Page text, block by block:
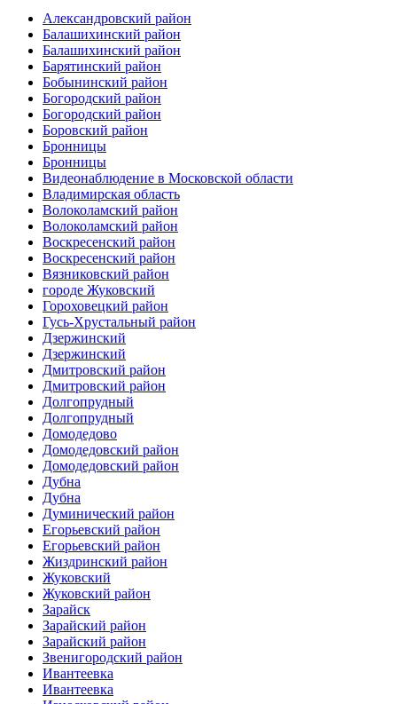
Александровский район
Балашихинский район
Балашихинский район
Барятинский район
Бобынинский район
Богородский район
Богородский район
Боровский район
Бронницы
Бронницы
Видеонаблюдение в Московской области
Владимирская область
Волоколамский район
Волоколамский район
Воскресенский район
Воскресенский район
Вязниковский район
городе Жуковский
Гороховецкий район
Гусь-Хрустальный район
Дзержинский
Дзержинский
Дмитровский район
Дмитровский район
Долгопрудный
Долгопрудный
Домодедово
Домодедовский район
Домодедовский район
Дубна
Дубна
Думинический район
Егорьевский район
Егорьевский район
Жиздринский район
Жуковский
Жуковский район
Зарайск
Зарайский район
Зарайский район
Звенигородский район
Ивантеевка
Ивантеевка